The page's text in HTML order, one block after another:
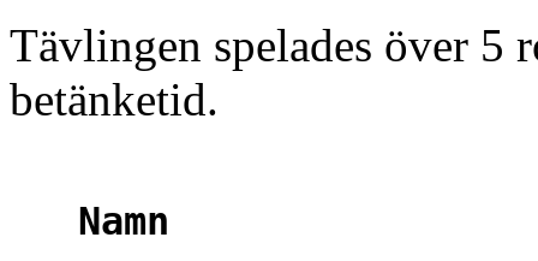
Tävlingen spelades över 5
betänketid.
Namn